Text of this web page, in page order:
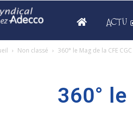
ACTU
Non classé 360° le Mag de la CFE
360° le